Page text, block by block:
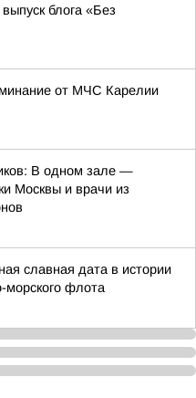
блога «Без
от МЧС Карелии
В одном зале —
Москвы и врачи из
славная дата в истории
морского флота